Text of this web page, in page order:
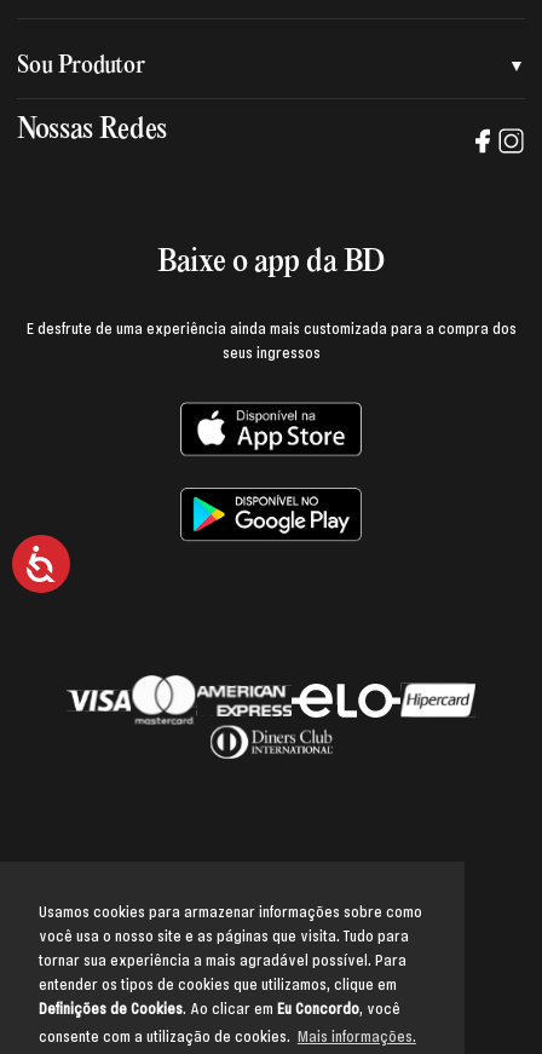
Usamos cookies para armazenar informações sobre como
você usa o nosso site e as páginas que visita. Tudo para
tornar sua experiência a mais agradável possível. Para
entender os tipos de cookies que utilizamos, clique em
Definições de Cookies. Ao clicar em Eu Concordo, você
consente com a utilização de cookies. Mais informações.
Acessibilidade
Política de privacidade
Assessoria de imprensa
Trabalhe na BD
Sou Produtor
Manual de mídia e da marca BD
Nossas Redes
Baixe o app da BD
E desfrute de uma experiência ainda mais customizada para a compra dos
seus ingressos
Voltar para o topo